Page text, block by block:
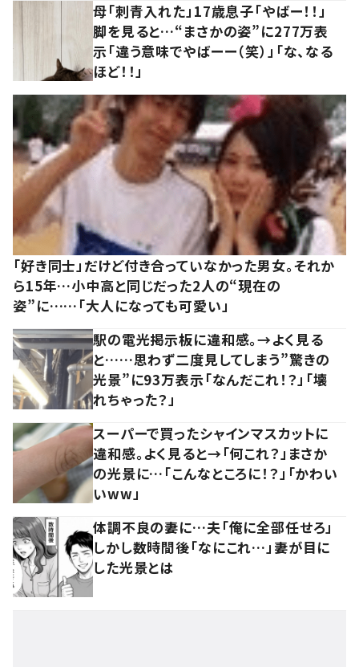
母「刺青入れた」17歳息子「やばー！！」
脚を見ると…“まさかの姿”に277万表
示「違う意味でやばーー（笑）」「な、なる
ほど！！」
「好き同士」だけど付き合っていなかった男女。それか
ら15年…小中高と同じだった2人の“現在の
姿”に……「大人になっても可愛い」
駅の電光掲示板に違和感。→よく見る
と……思わず二度見してしまう”驚きの
光景”に93万表示「なんだこれ！？」「壊
れちゃった？」
スーパーで買ったシャインマスカットに
違和感。よく見ると→「何これ？」まさか
の光景に…「こんなところに！？」「かわい
いww」
体調不良の妻に…夫「俺に全部任せろ」
しかし数時間後「なにこれ…」妻が目に
した光景とは